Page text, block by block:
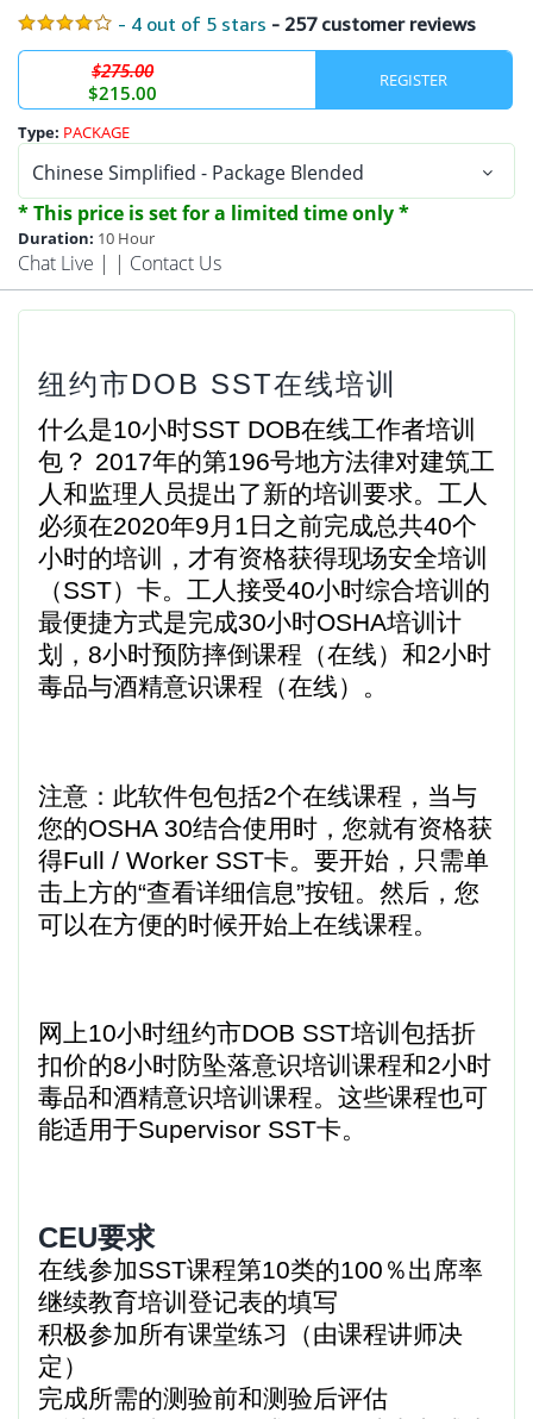
- 4 out of 5 stars - 257 customer reviews
$275.00
$215.00
Type: PACKAGE
* This price is set for a limited time only *
Duration: 10 Hour
Chat Live | | Contact Us
纽约市DOB SST在线培训
什么是10小时SST DOB在线工作者培训
包？ 2017年的第196号地方法律对建筑工
人和监理人员提出了新的培训要求。工人
必须在2020年9月1日之前完成总共40个
小时的培训，才有资格获得现场安全培训
（SST）卡。工人接受40小时综合培训的
最便捷方式是完成30小时OSHA培训计
划，8小时预防摔倒课程（在线）和2小时
毒品与酒精意识课程（在线）。
注意：此软件包包括2个在线课程，当与
您的OSHA 30结合使用时，您就有资格获
得Full / Worker SST卡。要开始，只需单
击上方的“查看详细信息”按钮。然后，您
可以在方便的时候开始上在线课程。
网上10小时纽约市DOB SST培训包括折
扣价的8小时防坠落意识培训课程和2小时
毒品和酒精意识培训课程。这些课程也可
能适用于Supervisor SST卡。
CEU要求
在线参加SST课程第10类的100％出席率
继续教育培训登记表的填写
积极参加所有课堂练习（由课程讲师决
定）
完成所需的测验前和测验后评估